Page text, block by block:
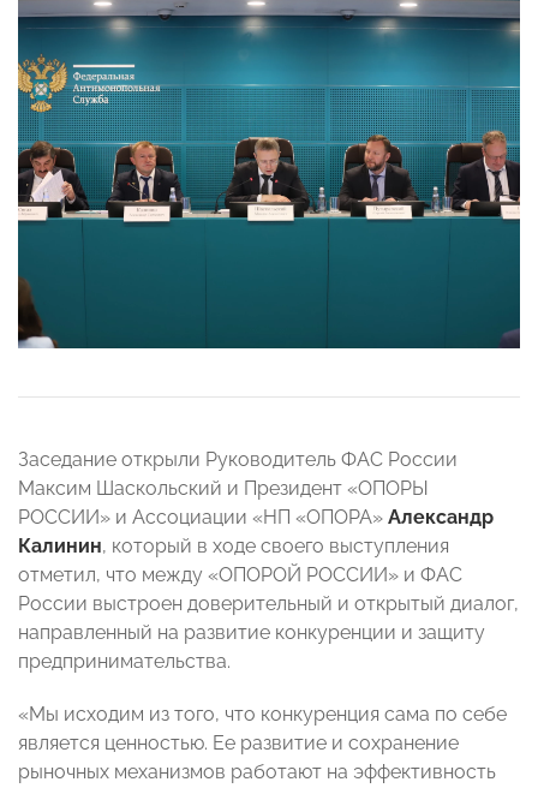
Заседание открыли Руководитель ФАС России
Максим Шаскольский и Президент «ОПОРЫ
РОССИИ» и Ассоциации «НП «ОПОРА» Александр
Калинин, который в ходе своего выступления
отметил, что между «ОПОРОЙ РОССИИ» и ФАС
России выстроен доверительный и открытый диалог,
направленный на развитие конкуренции и защиту
предпринимательства.
«Мы исходим из того, что конкуренция сама по себе
является ценностью. Ее развитие и сохранение
рыночных механизмов работают на эффективность